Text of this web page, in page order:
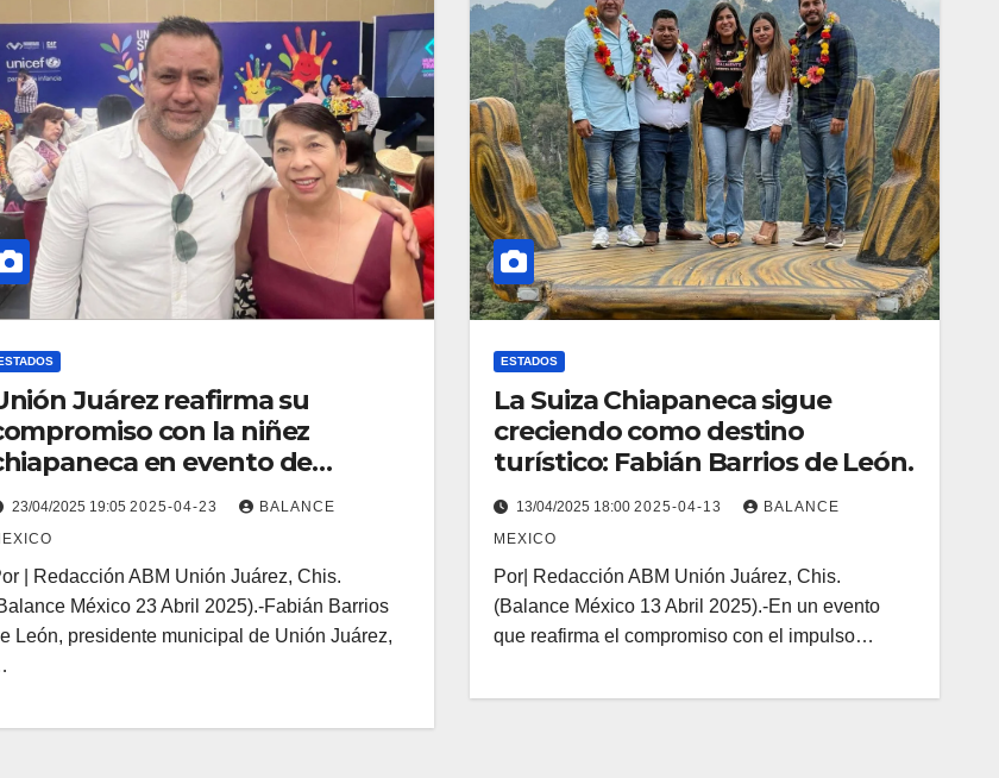
Juárez reafirma su
con la niñez
en evento de
Ramírez y Sofía
23/04/2025 19:05 2025-04-23
BALANCE
| Redacción ABM Unión Juárez, Chis.
México 23 Abril 2025).-Fabián Barrios
León, presidente municipal de Unión Juárez,
ESTADOS
La Suiza Chiapaneca sigue
creciendo como destino
turístico: Fabián Barrios de León.
13/04/2025 18:002025-04-13
BALANCE
MEXICO
Por| Redacción ABM Unión Juárez, Chis.
(Balance México 13 Abril 2025).-En un evento
que reafirma el compromiso con el impulso…